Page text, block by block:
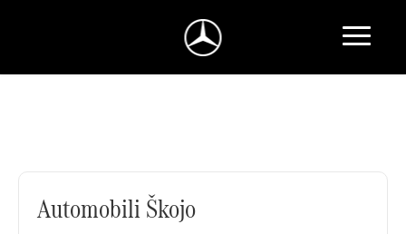
Automobili Škojo